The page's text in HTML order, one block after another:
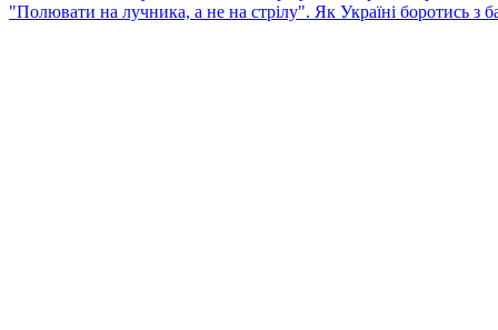
"Полювати на лучника, а не на стрілу". Як Україні боротись з